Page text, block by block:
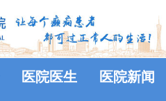
医院医生 医院新闻